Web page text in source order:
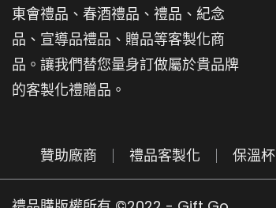
東會禮品、春酒禮品、禮品、紀念
品、宣導品禮品、贈品等客製化商
品。讓我們替您量身訂做屬於貴品牌
的客製化禮贈品。
贊助廠商 禮品客製化 保溫杯